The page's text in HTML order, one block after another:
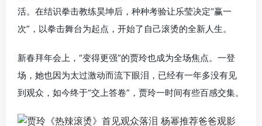
活。在结识拳击教练昊坤后，种种考验让乐莹决定“赢一
次”，以拳击舞台为起点，开始了自己滚烫的全新人生。
新春拜年会上，“变得更强”的贾玲也成为全场焦点。一登
场，她也因为太过激动而流下眼泪，已经有一年多没有见
到观众，如今终于“交上答卷”，贾玲一时间有些百感交集。